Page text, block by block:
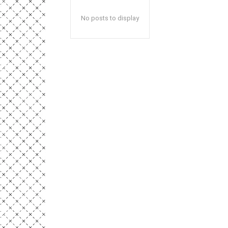
No posts to display